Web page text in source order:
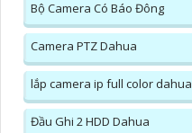
Bộ Camera Có Báo Đông
Camera PTZ Dahua
lắp camera ip full color dahua
Đầu Ghi 2 HDD Dahua